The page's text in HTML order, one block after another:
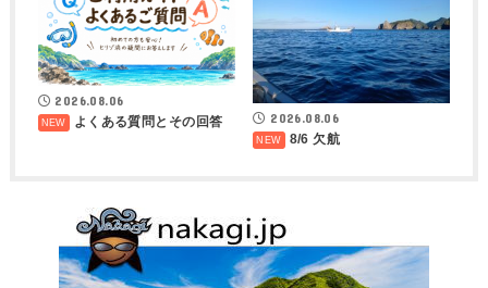
2026.08.06
よくある質問とその回答 2026.08.06
8/6 欠航